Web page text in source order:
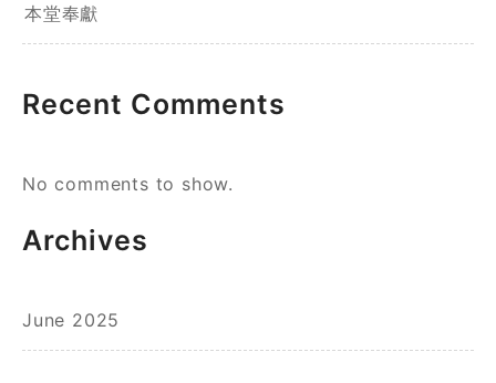
本堂奉獻
Recent Comments
No comments to show.
Archives
June 2025